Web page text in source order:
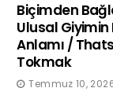
Biçimden
Ulusal
Anlamı /
Tokmak
Temmuz 10,